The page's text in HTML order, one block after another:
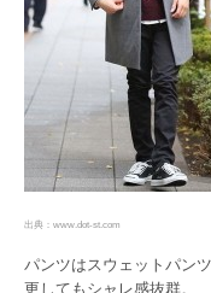
出典：www.dot-st.com
パンツはスウェットパン
更してもシャレ感抜群。